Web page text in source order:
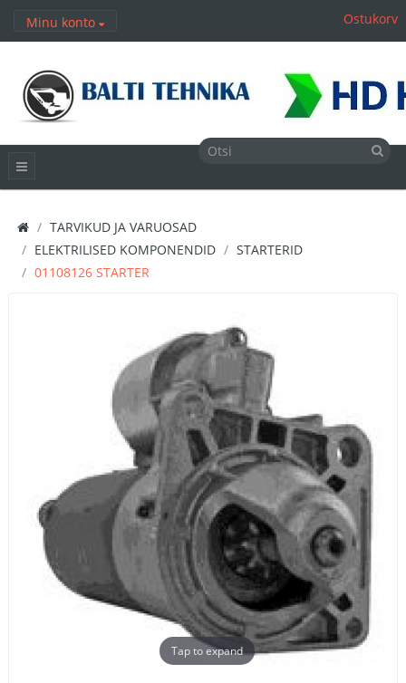
Minu konto Ostukorv
TARVIKUD JA VARUOSAD
ELEKTRILISED KOMPONENDID
STARTERID
01108126 STARTER
Tap to expand